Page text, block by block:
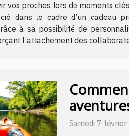
vos proches lors de moments
dans le cadre d’un cadeau
à sa possibilité de
l’attachement des
Samedi 7